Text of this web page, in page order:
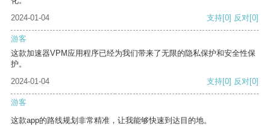
2024-01-04
支持[0] 反对[0]
游客
这款加速器VPM应用程序已经为我们带来了无限的隐私保护和安全性保
护。
2024-01-04
支持[0] 反对[0]
游客
这款app的路线规划非常精准，让我能够快速到达目的地。